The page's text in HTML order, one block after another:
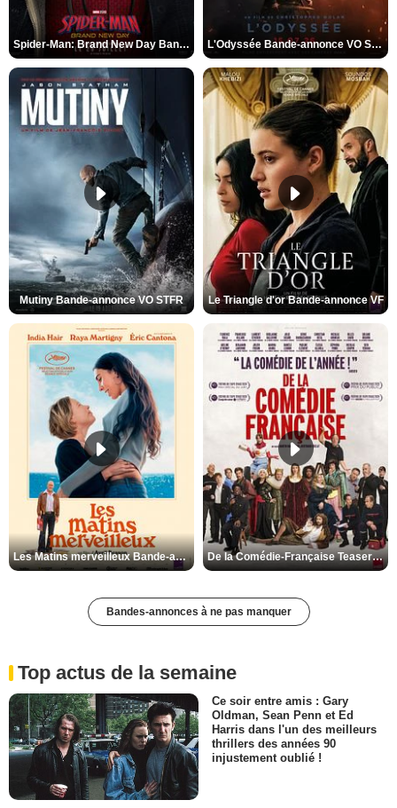
Spider-Man: Brand New Day Bande-annonce VO STFR L'Odyssée Bande-annonce VO STFR
Mutiny Bande-annonce VO STFR Le Triangle d'or Bande-annonce VF
Les Matins merveilleux Bande-annonce VF De la Comédie-Française Teaser VF
Bandes-annonces à ne pas manquer
Top actus de la semaine
Ce soir entre amis : Gary
Oldman, Sean Penn et Ed
Harris dans l'un des meilleurs
thrillers des années 90
injustement oublié !